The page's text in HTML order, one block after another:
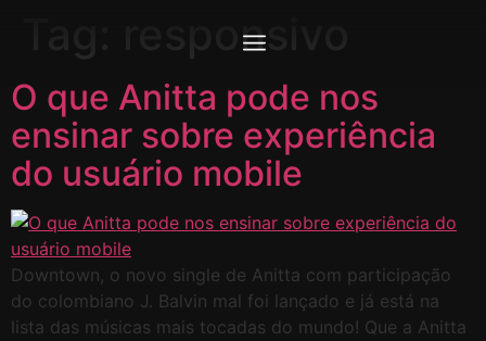
responsivo
O que Anitta pode nos
ensinar sobre experiência
do usuário mobile
Downtown, o novo single de Anitta com participação
do colombiano J. Balvin mal foi lançado e já está na
lista das músicas mais tocadas do mundo! Que a Anitta